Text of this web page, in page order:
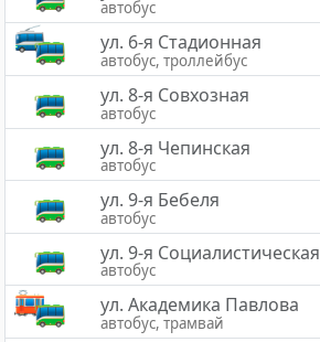
автобус
ул. 6-я Стадионная
автобус, троллейбус
ул. 8-я Совхозная
автобус
ул. 8-я Чепинская
автобус
ул. 9-я Бебеля
автобус
ул. 9-я Социалистическая
автобус
ул. Академика Павлова
автобус, трамвай